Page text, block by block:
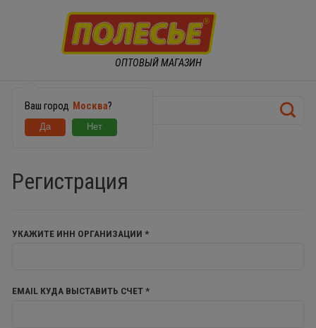
ОПТОВЫЙ МАГАЗИН
Ваш город Москва?
Регистрация
УКАЖИТЕ ИНН ОРГАНИЗАЦИИ *
EMAIL КУДА ВЫСТАВИТЬ СЧЕТ *